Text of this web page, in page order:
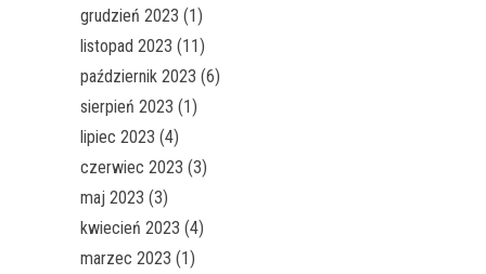
grudzień 2023 (1)
listopad 2023 (11)
październik 2023 (6)
sierpień 2023 (1)
lipiec 2023 (4)
czerwiec 2023 (3)
maj 2023 (3)
kwiecień 2023 (4)
marzec 2023 (1)